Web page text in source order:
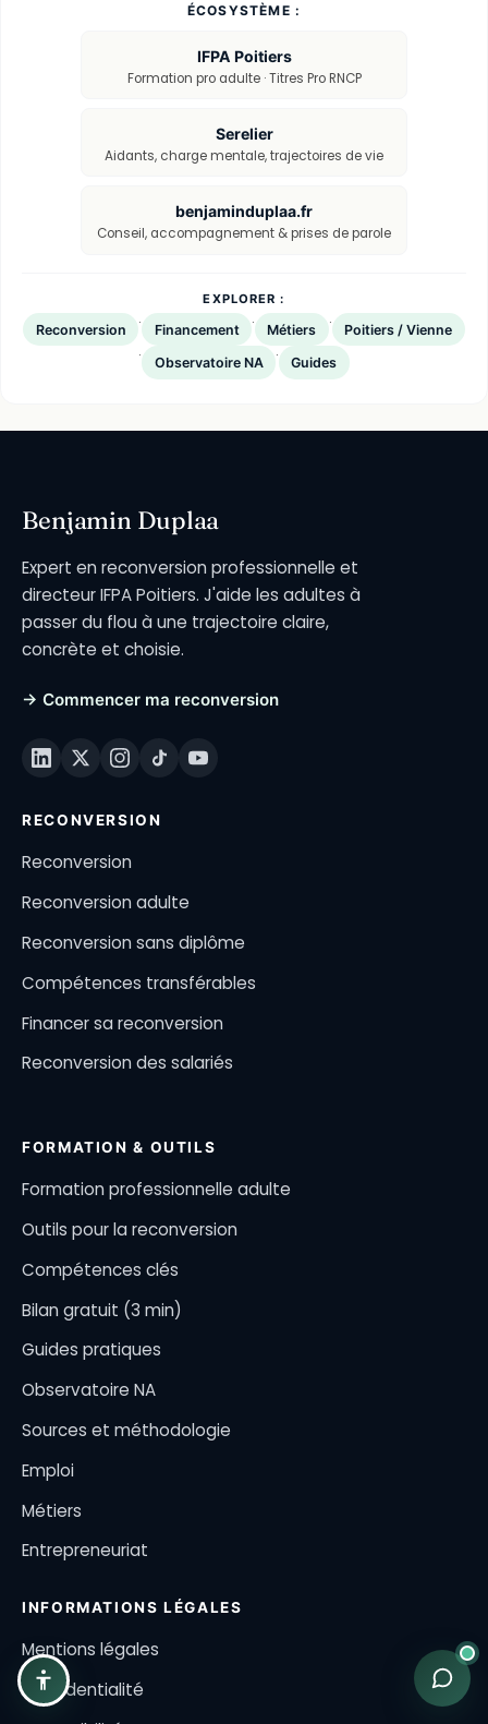
ÉCOSYSTÈME :
IFPA Poitiers
Formation pro adulte · Titres Pro RNCP
Serelier
Aidants, charge mentale, trajectoires de vie
benjaminduplaa.fr
Conseil, accompagnement & prises de parole
EXPLORER :
Reconversion · Financement · Métiers · Poitiers / Vienne
· Observatoire NA · Guides
Benjamin Duplaa
Expert en reconversion professionnelle et
directeur IFPA Poitiers. J'aide les adultes à
passer du flou à une trajectoire claire,
concrète et choisie.
→ Commencer ma reconversion
RECONVERSION
Reconversion
Reconversion adulte
Reconversion sans diplôme
Compétences transférables
Financer sa reconversion
Reconversion des salariés
FORMATION & OUTILS
Formation professionnelle adulte
Outils pour la reconversion
Compétences clés
Bilan gratuit (3 min)
Guides pratiques
Observatoire NA
Sources et méthodologie
Emploi
Métiers
Entrepreneuriat
INFORMATIONS LÉGALES
Mentions légales
Confidentialité